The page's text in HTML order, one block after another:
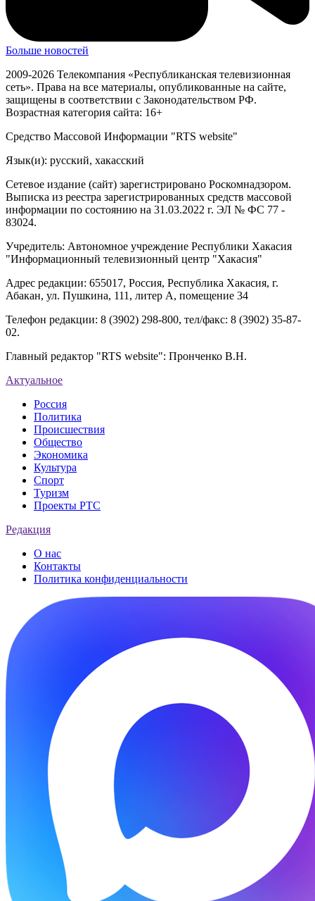
Больше новостей
2009-2026 Телекомпания «Республиканская телевизионная
сеть». Права на все материалы, опубликованные на сайте,
защищены в соответствии с Законодательством РФ.
Возрастная категория сайта: 16+
Средство Массовой Информации "RTS website"
Язык(и): русский, хакасский
Сетевое издание (сайт) зарегистрировано Роскомнадзором.
Выписка из реестра зарегистрированных средств массовой
информации по состоянию на 31.03.2022 г. ЭЛ № ФС 77 -
83024.
Учредитель: Автономное учреждение Республики Хакасия
"Информационный телевизионный центр "Хакасия"
Адрес редакции: 655017, Россия, Республика Хакасия, г.
Абакан, ул. Пушкина, 111, литер А, помещение 34
Телефон редакции: 8 (3902) 298-800, тел/факс: 8 (3902) 35-87-
02.
Главный редактор "RTS website": Пронченко В.Н.
Актуальное
Россия
Политика
Происшествия
Общество
Экономика
Культура
Спорт
Туризм
Проекты РТС
Редакция
О нас
Контакты
Политика конфиденциальности